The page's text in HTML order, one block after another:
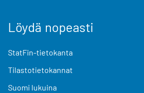
Löydä nopeasti
StatFin-tietokanta
Tilastotietokannat
Suomi lukuina